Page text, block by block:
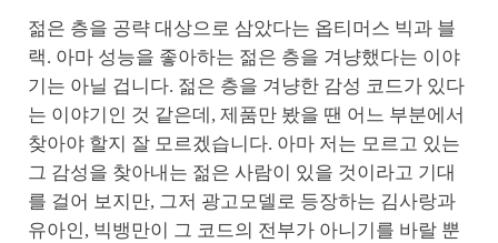
젊은 층을 공략 대상으로 삼았다는 옵티머스 빅과 블
랙. 아마 성능을 좋아하는 젊은 층을 겨냥했다는 이야
기는 아닐 겁니다. 젊은 층을 겨냥한 감성 코드가 있다
는 이야기인 것 같은데, 제품만 봤을 땐 어느 부분에서
찾아야 할지 잘 모르겠습니다. 아마 저는 모르고 있는
그 감성을 찾아내는 젊은 사람이 있을 것이라고 기대
를 걸어 보지만, 그저 광고모델로 등장하는 김사랑과
유아인, 빅뱅만이 그 코드의 전부가 아니기를 바랄 뿐